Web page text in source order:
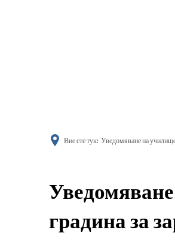
Вие сте тук: Уведомяване на
градина за